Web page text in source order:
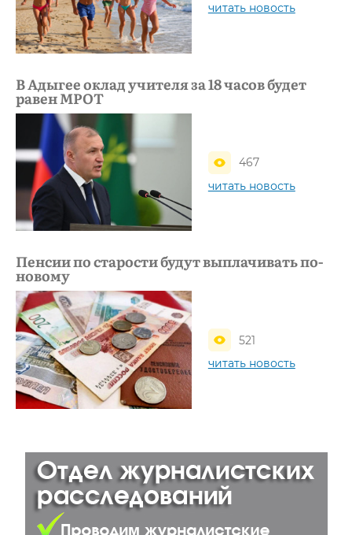
читать новость
В Адыгее оклад учителя за 18 часов будет
равен МРОТ
467
читать новость
Пенсии по старости будут выплачивать по-
новому
521
читать новость